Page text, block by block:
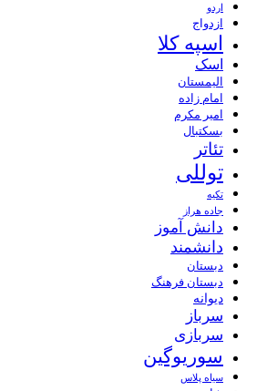
اردو
ازدواج
اسپه کلا
اسک
الیمستان
امام زاده
امیر مکرم
بسکتبال
تئاتر
توللی
تکیه
جاده هراز
دانش آموز
دانشمند
دبستان
دبستان فرهنگ
دیوانه
سرباز
سربازی
سوریوگین
سیاه پلاس